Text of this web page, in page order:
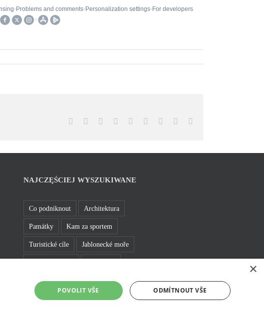
Facebook Reddit LinkedInWhatsApp
TumblrPinterest
NAJCZĘŚCIEJ WYSZUKIWANE
Co podniknout Architektura
Památky Kam za sportem
Turistické cíle Jablonecké moře
Bavte se v Jablonci Rozhledny
×
POVOLIT VŠE ODMÍTNOUT VŠE